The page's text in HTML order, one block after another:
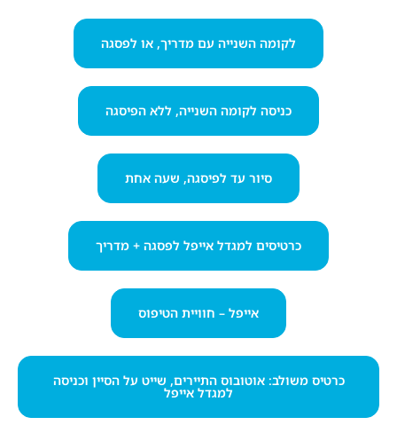
לקומה השנייה עם מדריך, או לפסגה
כניסה לקומה השנייה, ללא הפיסגה
סיור עד לפיסגה, שעה אחת
כרטיסים למגדל אייפל לפסגה + מדריך
אייפל – חוויית הטיפוס
כרטיס משולב: אוטובוס התיירים, שייט על הסיין וכניסה
למגדל אייפל